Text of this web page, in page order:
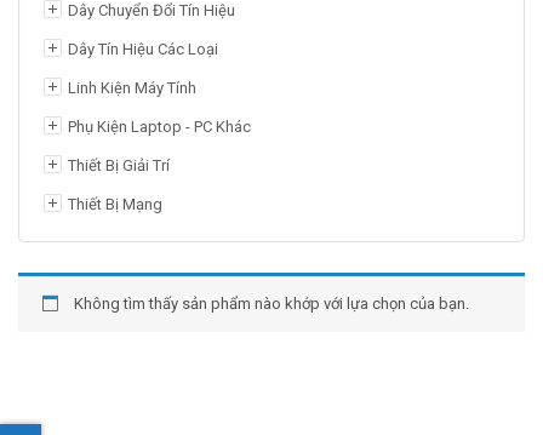
Dây Chuyển Đổi Tín Hiệu
Dây Tín Hiệu Các Loại
Linh Kiện Máy Tính
Phụ Kiện Laptop - PC Khác
Thiết Bị Giải Trí
Thiết Bị Mạng
Không tìm thấy sản phẩm nào khớp với lựa chọn của bạn.